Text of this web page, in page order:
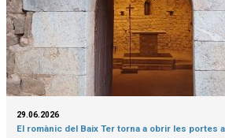
29.06.2026
El romànic del Baix Ter torna a obrir les portes